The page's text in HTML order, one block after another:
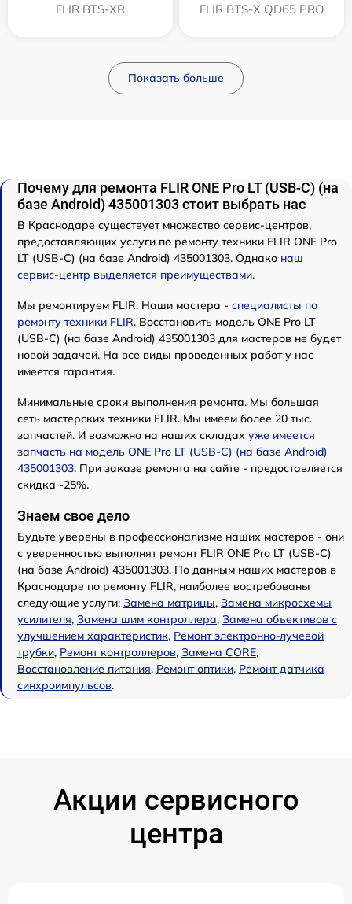
FLIR BTS-XR FLIR BTS-X QD65 PRO
Показать больше
Почему для ремонта FLIR ONE Pro LT (USB-C) (на
базе Android) 435001303 стоит выбрать нас
В Краснодаре существует множество сервис-центров,
предоставляющих услуги по ремонту техники FLIR ONE Pro
LT (USB-C) (на базе Android) 435001303. Однако наш
сервис-центр выделяется преимуществами.
Мы ремонтируем FLIR. Наши мастера - специалисты по
ремонту техники FLIR. Восстановить модель ONE Pro LT
(USB-C) (на базе Android) 435001303 для мастеров не будет
новой задачей. На все виды проведенных работ у нас
имеется гарантия.
Минимальные сроки выполнения ремонта. Мы большая
сеть мастерских техники FLIR. Мы имеем более 20 тыс.
запчастей. И возможно на наших складах уже имеется
запчасть на модель ONE Pro LT (USB-C) (на базе Android)
435001303. При заказе ремонта на сайте - предоставляется
скидка -25%.
Знаем свое дело
Будьте уверены в профессионализме наших мастеров - они
с уверенностью выполнят ремонт FLIR ONE Pro LT (USB-C)
(на базе Android) 435001303. По данным наших мастеров в
Краснодаре по ремонту FLIR, наиболее востребованы
следующие услуги: Замена матрицы, Замена микросхемы
усилителя, Замена шим контроллера, Замена объективов с
улучшением характеристик, Ремонт электронно-лучевой
трубки, Ремонт контроллеров, Замена CORE,
Восстановление питания, Ремонт оптики, Ремонт датчика
синхроимпульсов.
Акции сервисного
центра